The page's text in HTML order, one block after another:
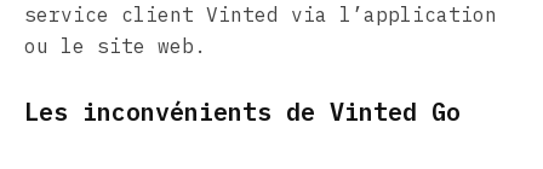
service client Vinted via l’application
ou le site web.
Les inconvénients de Vinted Go